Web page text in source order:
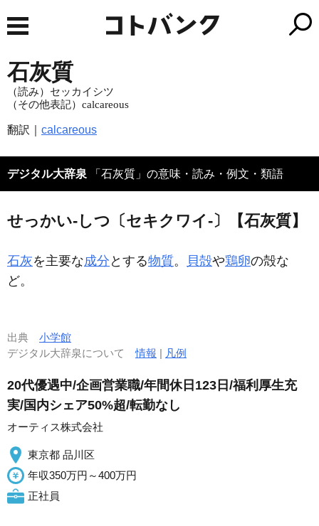
石灰質
（読み）セッカイシツ
（その他表記）calcareous
翻訳｜ calcareous
デジタル大辞泉 「石灰質」の意味・読み・例文・類語
せっかい‐しつ〔セキクワイ‐〕【石灰質】
石灰を主要な成分 とする物質。 貝殻や鶏卵の殻な
ど。
出典 小学館
デジタル大辞泉について情報 | 凡例
20代優遇中/企画営業職/年間休日123日/福利厚生充
実/国内シェア50%超/転勤なし
オーティス株式会社
東京都 品川区
年収350万円～400万円
正社員